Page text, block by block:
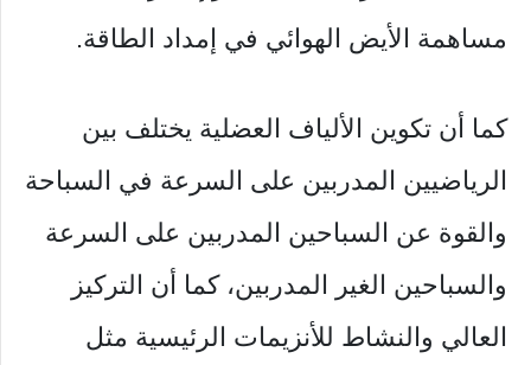
مساهمة الأيض الهوائي في إمداد الطاقة.
كما أن تكوين الألياف العضلية يختلف بين
الرياضيين المدربين على السرعة في السباحة
والقوة عن السباحين المدربين على السرعة
والسباحين الغير المدربين، كما أن التركيز
العالي والنشاط للأنزيمات الرئيسية مثل